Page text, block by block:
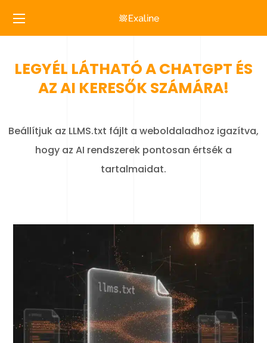
LEGYÉL LÁTHATÓ A CHATGPT ÉS
AZ AI KERESŐK SZÁMÁRA!
Beállítjuk az LLMS.txt fájlt a weboldaladhoz igazítva,
hogy az AI rendszerek pontosan értsék a
tartalmaidat.